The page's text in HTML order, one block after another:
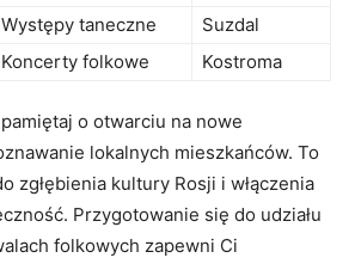
Występy taneczne
Suzdal
Koncerty folkowe Kostroma
o otwarciu na nowe
lokalnych mieszkańców. ⁣To⁤
zgłębienia ‍kultury Rosji i ‌włączenia
Przygotowanie się do‌ udziału
‍folkowych zapewni‌ Ci